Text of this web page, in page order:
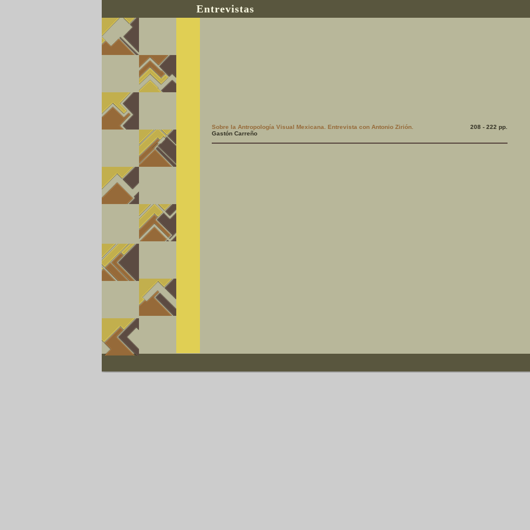
Entrevistas
Sobre la Antropología Visual Mexicana. Entrevista con Antonio Zirión.
Gastón Carreño
208 - 222 pp.